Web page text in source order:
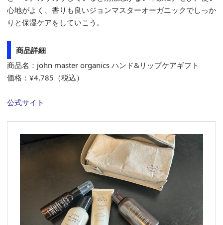
心地がよく、香りも良いジョンマスターオーガニックでしっか
りと保湿ケアをしていこう。
商品詳細
商品名：john master organics ハンド&リップケアギフト
価格：¥4,785（税込）
公式サイト